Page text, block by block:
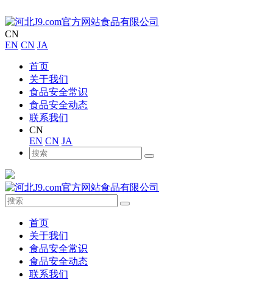
CN
EN CN JA
首页
关于我们
食品安全常识
食品安全动态
联系我们
CN
EN CN JA
首页
关于我们
食品安全常识
食品安全动态
联系我们